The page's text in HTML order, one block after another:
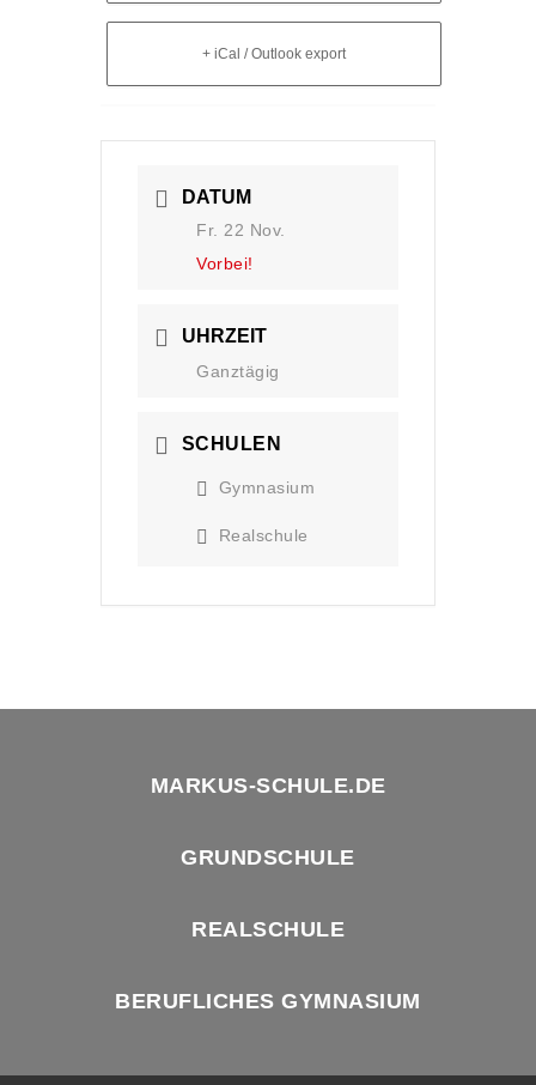
+ iCal / Outlook export
DATUM
Fr. 22 Nov.
Vorbei!
UHRZEIT
Ganztägig
SCHULEN
Gymnasium
Realschule
MARKUS-SCHULE.DE
GRUNDSCHULE
REALSCHULE
BERUFLICHES GYMNASIUM